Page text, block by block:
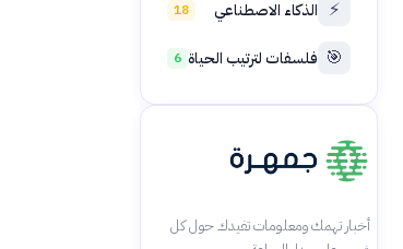
⚡ الذكاء الاصطناعي 18
🎯 فلسفات لترتيب الحياة 6
أخبار تهمك ومعلومات تفيدك حول كل